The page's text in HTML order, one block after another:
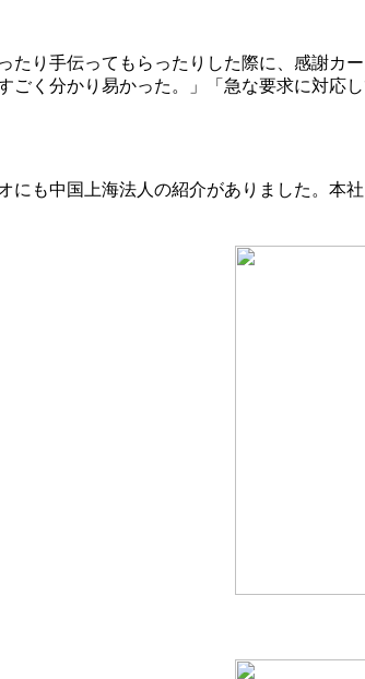
たり手伝ってもらったりした際に、感謝カ
ごく分かり易かった。」「急な要求に対応
にも中国上海法人の紹介がありました。本